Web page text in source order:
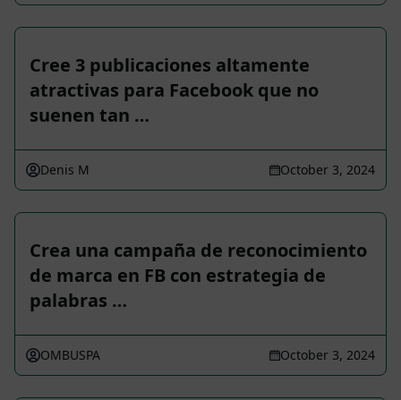
Cree 3 publicaciones altamente
atractivas para Facebook que no
suenen tan …
Denis M October 3, 2024
Crea una campaña de reconocimiento
de marca en FB con estrategia de
palabras …
OMBUSPA October 3, 2024